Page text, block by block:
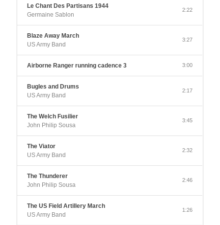
Le Chant Des Partisans 1944
Germaine Sablon
2:22
Blaze Away March
US Army Band
3:27
Airborne Ranger running cadence 3 3:00
Bugles and Drums
US Army Band
2:17
The Welch Fusilier
John Philip Sousa
3:45
The Viator
US Army Band
2:32
The Thunderer
John Philip Sousa
2:46
The US Field Artillery March
US Army Band
1:26